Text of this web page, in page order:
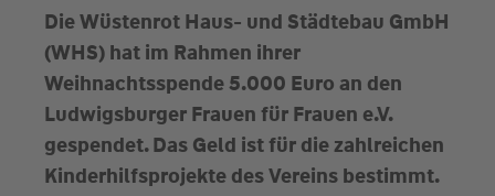
Die Wüstenrot Haus- und Städtebau GmbH
(WHS) hat im Rahmen ihrer
Weihnachtsspende 5.000 Euro an den
Ludwigsburger Frauen für Frauen e.V.
gespendet. Das Geld ist für die zahlreichen
Kinderhilfsprojekte des Vereins bestimmt.